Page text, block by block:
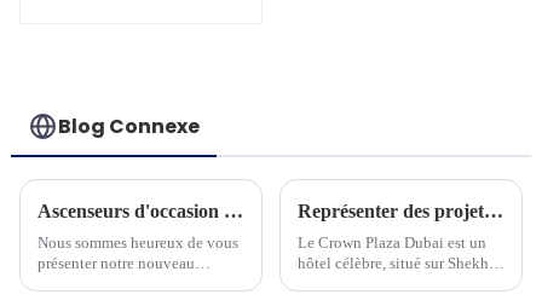
Blog Connexe
Ascenseurs d'occasion pour villa panoramique et sécurité
Nous sommes heureux de vous
présenter notre nouveau
Représenter des projets à Dubaï
Le Crown Plaza Dubai est un
hôtel célèbre, situé sur Shekh